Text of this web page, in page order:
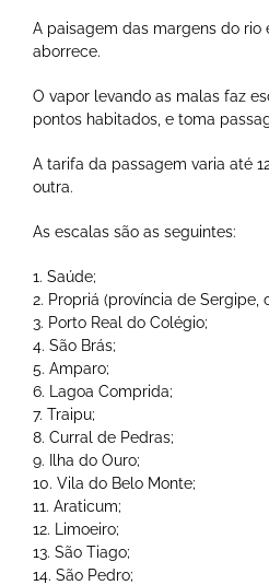
A paisagem das margens do rio
aborrece.
O vapor levando as malas faz
pontos habitados, e toma
A tarifa da passagem varia até
outra.
As escalas são as seguintes:
1. Saúde;
2. Propriá (província de Sergipe,
3. Porto Real do Colégio;
4. São Brás;
5. Amparo;
6. Lagoa Comprida;
7. Traipu;
8. Curral de Pedras;
9. Ilha do Ouro;
10. Vila do Belo Monte;
11. Araticum;
12. Limoeiro;
13. São Tiago;
14. São Pedro;